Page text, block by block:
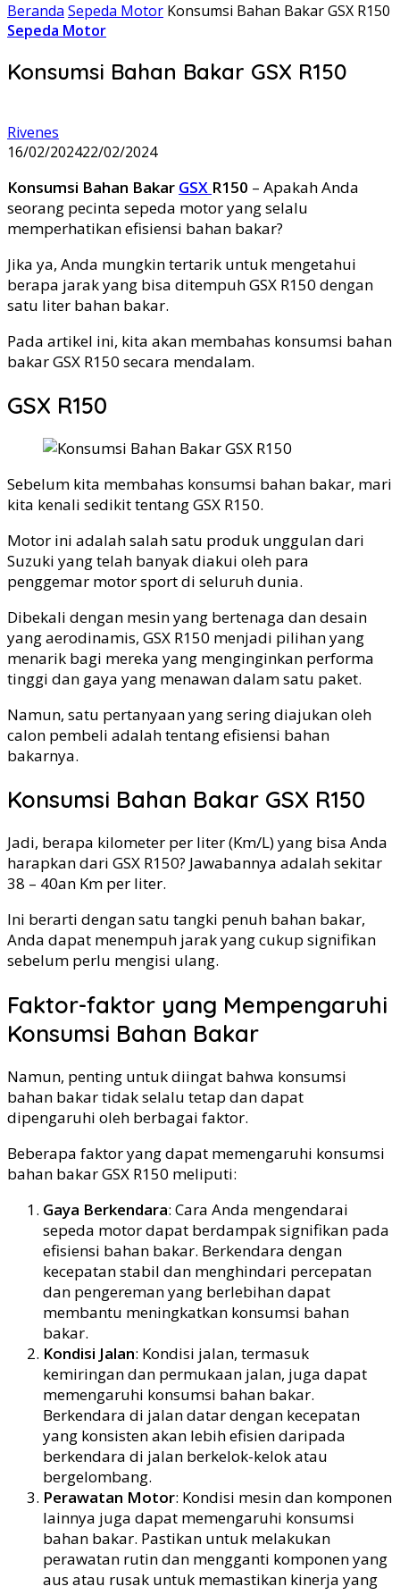
Beranda Sepeda Motor Konsumsi Bahan Bakar GSX R150
Sepeda Motor
Konsumsi Bahan Bakar GSX R150
Rivenes
16/02/202422/02/2024
Konsumsi Bahan Bakar GSX R150 – Apakah Anda
seorang pecinta sepeda motor yang selalu
memperhatikan efisiensi bahan bakar?
Jika ya, Anda mungkin tertarik untuk mengetahui
berapa jarak yang bisa ditempuh GSX R150 dengan
satu liter bahan bakar.
Pada artikel ini, kita akan membahas konsumsi bahan
bakar GSX R150 secara mendalam.
GSX R150
Sebelum kita membahas konsumsi bahan bakar, mari
kita kenali sedikit tentang GSX R150.
Motor ini adalah salah satu produk unggulan dari
Suzuki yang telah banyak diakui oleh para
penggemar motor sport di seluruh dunia.
Dibekali dengan mesin yang bertenaga dan desain
yang aerodinamis, GSX R150 menjadi pilihan yang
menarik bagi mereka yang menginginkan performa
tinggi dan gaya yang menawan dalam satu paket.
Namun, satu pertanyaan yang sering diajukan oleh
calon pembeli adalah tentang efisiensi bahan
bakarnya.
Konsumsi Bahan Bakar GSX R150
Jadi, berapa kilometer per liter (Km/L) yang bisa Anda
harapkan dari GSX R150? Jawabannya adalah sekitar
38 – 40an Km per liter.
Ini berarti dengan satu tangki penuh bahan bakar,
Anda dapat menempuh jarak yang cukup signifikan
sebelum perlu mengisi ulang.
Faktor-faktor yang Mempengaruhi
Konsumsi Bahan Bakar
Namun, penting untuk diingat bahwa konsumsi
bahan bakar tidak selalu tetap dan dapat
dipengaruhi oleh berbagai faktor.
Beberapa faktor yang dapat memengaruhi konsumsi
bahan bakar GSX R150 meliputi:
Gaya Berkendara: Cara Anda mengendarai
sepeda motor dapat berdampak signifikan pada
efisiensi bahan bakar. Berkendara dengan
kecepatan stabil dan menghindari percepatan
dan pengereman yang berlebihan dapat
membantu meningkatkan konsumsi bahan
bakar.
Kondisi Jalan: Kondisi jalan, termasuk
kemiringan dan permukaan jalan, juga dapat
memengaruhi konsumsi bahan bakar.
Berkendara di jalan datar dengan kecepatan
yang konsisten akan lebih efisien daripada
berkendara di jalan berkelok-kelok atau
bergelombang.
Perawatan Motor: Kondisi mesin dan komponen
lainnya juga dapat memengaruhi konsumsi
bahan bakar. Pastikan untuk melakukan
perawatan rutin dan mengganti komponen yang
aus atau rusak untuk memastikan kinerja yang